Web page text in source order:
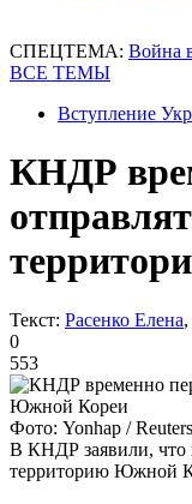
СПЕЦТЕМА: Война
ВСЕ ТЕМЫ
Вступление
КНДР
Текст: Расенко Елена
0
553
Фото: Yonhap / Reuters
В КНДР заявили, что
территорию Южной